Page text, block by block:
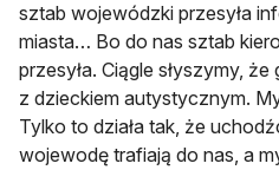
sztab wojewódzki przesyła
miasta… Bo do nas sztab
przesyła. Ciągle słyszymy, że
z dzieckiem autystycznym.
Tylko to działa tak, że
wojewodę trafiają do nas, a